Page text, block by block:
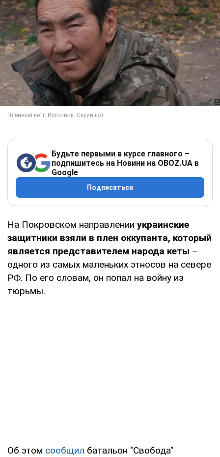
Будьте первыми в курсе главного –
подпишитесь на Новини на OBOZ.UA в
Google
Подписаться
На Покровском направлении украинские
защитники взяли в плен оккупанта, который
является представителем народа кеты –
одного из самых маленьких этносов на севере
РФ. По его словам, он попал на войну из
тюрьмы.
Об этом сообщил батальон "Свобода"